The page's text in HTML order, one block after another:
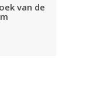
van de